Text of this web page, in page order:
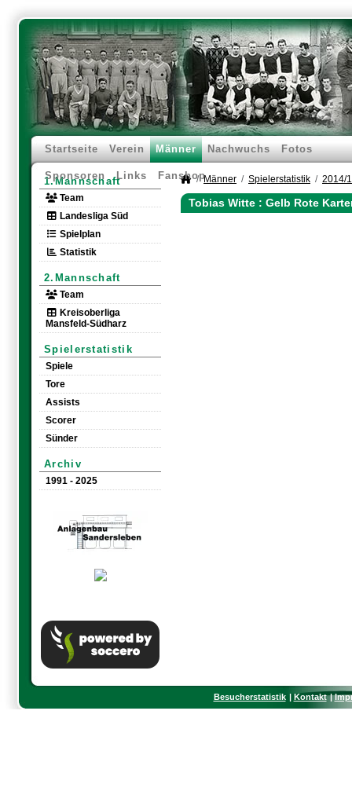
Startseite Verein Männer Nachwuchs Fotos
Sponsoren Links Fanshop
1.Mannschaft
Team
Landesliga Süd
Spielplan
Statistik
2.Mannschaft
Team
Kreisoberliga
Mansfeld-Südharz
Spielerstatistik
Spiele
Tore
Assists
Scorer
Sünder
Archiv
1991 - 2025
Männer Spielerstatistik 2014/
Tobias Witte : Gelb Rote
Besucherstatistik Kontakt